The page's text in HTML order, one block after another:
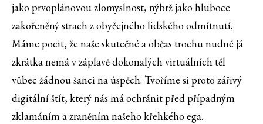
jako prvoplánovou zlomyslnost, nýbrž jako hluboce
zakořeněný strach z obyčejného lidského odmítnutí.
Máme pocit, že naše skutečné a občas trochu nudné já
zkrátka nemá v záplavě dokonalých virtuálních těl
vůbec žádnou šanci na úspěch. Tvoříme si proto zářivý
digitální štít, který nás má ochránit před případným
zklamáním a zraněním našeho křehkého ega.